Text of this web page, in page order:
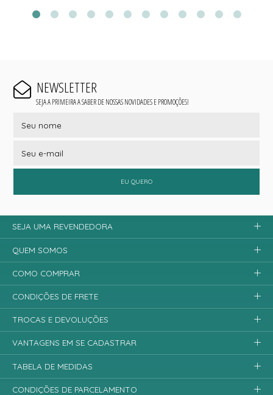
NEWSLETTER
SEJA A PRIMEIRA A SABER DE NOSSAS NOVIDADES E PROMOÇÕES!
EU QUERO
SEJA UMA REVENDEDORA
QUEM SOMOS
COMO COMPRAR
CONDIÇÕES DE FRETE
TROCAS E DEVOLUÇÕES
VANTAGENS EM SE CADASTRAR
TABELA DE MEDIDAS
CONDIÇÕES DE PARCELAMENTO